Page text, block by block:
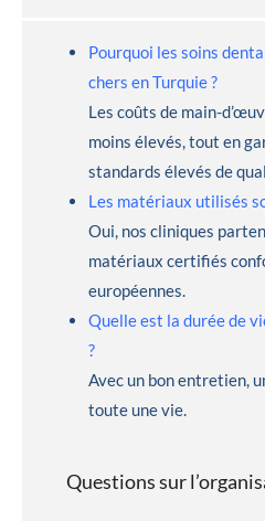
Pourquoi les soins
chers en Turquie ?
Les coûts de main-
moins élevés, tout en
standards élevés de
Les matériaux utilisés
Oui, nos cliniques
matériaux certifiés
européennes.
Quelle est la durée de
?
Avec un bon entretien,
toute une vie.
Questions sur